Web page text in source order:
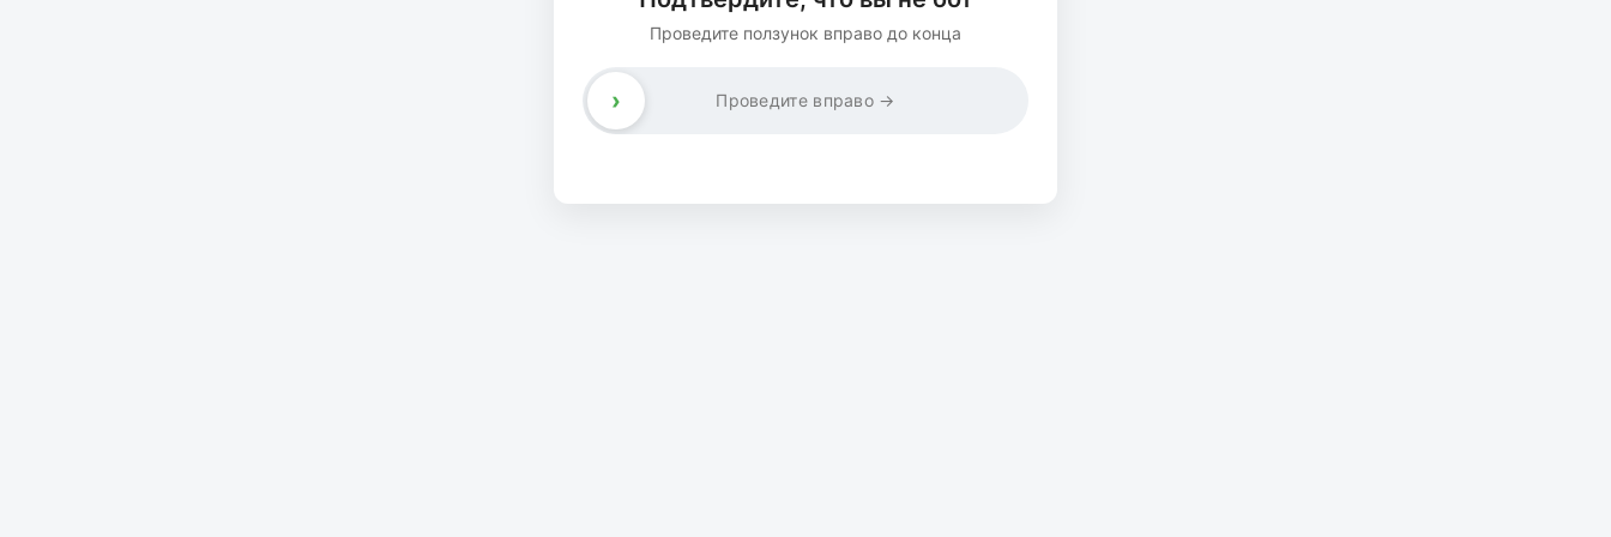
Проведите ползунок вправо до конца
Проведите вправо →
›